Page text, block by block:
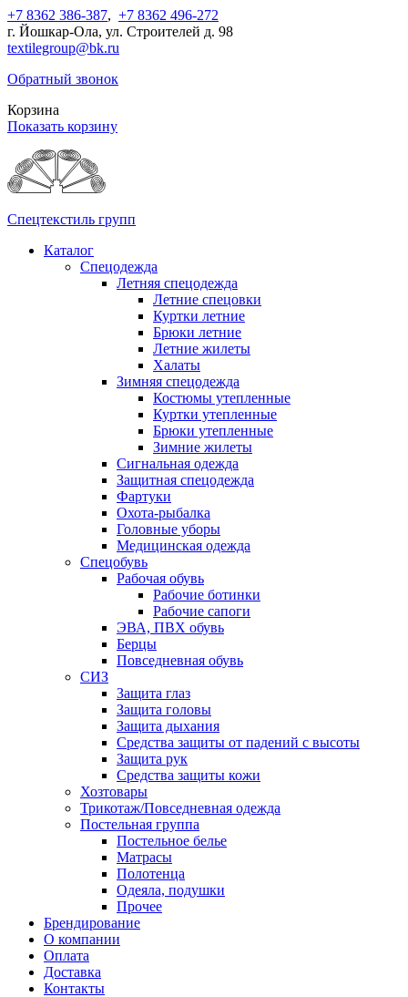
+7 8362 386-387, +7 8362 496-272
г. Йошкар-Ола, ул. Строителей д. 98
textilegroup@bk.ru
Обратный звонок
Корзина
Показать корзину
Спецтекстиль групп
Каталог
Спецодежда
Летняя спецодежда
Летние спецовки
Куртки летние
Брюки летние
Летние жилеты
Халаты
Зимняя спецодежда
Костюмы утепленные
Куртки утепленные
Брюки утепленные
Зимние жилеты
Сигнальная одежда
Защитная спецодежда
Фартуки
Охота-рыбалка
Головные уборы
Медицинская одежда
Спецобувь
Рабочая обувь
Рабочие ботинки
Рабочие сапоги
ЭВА, ПВХ обувь
Берцы
Повседневная обувь
СИЗ
Защита глаз
Защита головы
Защита дыхания
Средства защиты от падений с высоты
Защита рук
Средства защиты кожи
Хозтовары
Трикотаж/Повседневная одежда
Постельная группа
Постельное белье
Матрасы
Полотенца
Одеяла, подушки
Прочее
Брендирование
О компании
Оплата
Доставка
Контакты